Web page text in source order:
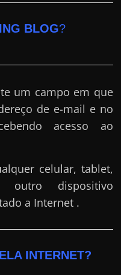
BLOG?
um campo em que
de e-mail e no
acesso ao
celular, tablet,
outro dispositivo
a Internet .
INTERNET?